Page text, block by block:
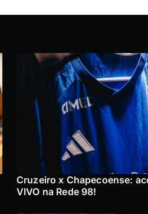
Cruzeiro x Chapecoense:
VIVO na Rede 98!